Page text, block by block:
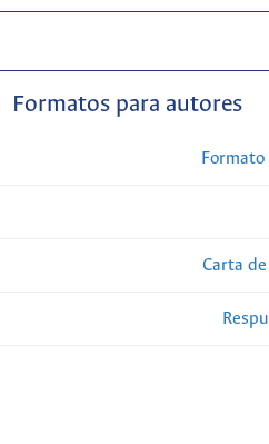
Formatos para autores
Carta